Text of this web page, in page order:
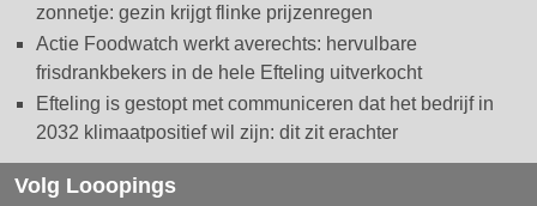
zonnetje: gezin krijgt flinke prijzenregen
Actie Foodwatch werkt averechts: hervulbare
frisdrankbekers in de hele Efteling uitverkocht
Efteling is gestopt met communiceren dat het bedrijf in
2032 klimaatpositief wil zijn: dit zit erachter
Volg Looopings